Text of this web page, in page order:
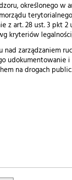
określonego w
z art. 28 ust. 3 pkt 2
kryteriów
zarządzaniem
udokumentowanie
na drogach